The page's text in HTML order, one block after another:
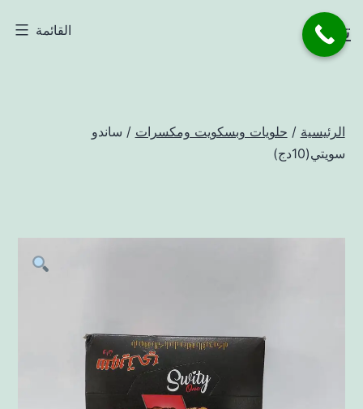
التخطي
إلىتاجر القائمة
الرئيسية / حلويات وبسكويت ومكسرات / ساندو
سويتي(10دج)